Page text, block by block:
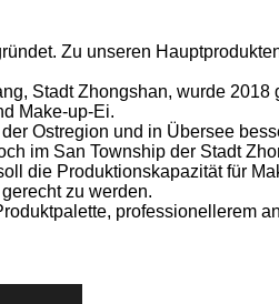
Zu unseren
Stadt Zhongshan, wurde 2018
Make-up-Ei.
Ostregion und in Übersee
im San Township der Stadt
die Produktionskapazität für
zu werden.
professionellerem